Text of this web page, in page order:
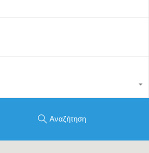
Αναζήτηση